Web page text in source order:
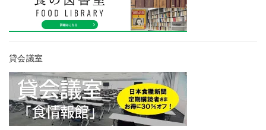
貸会議室